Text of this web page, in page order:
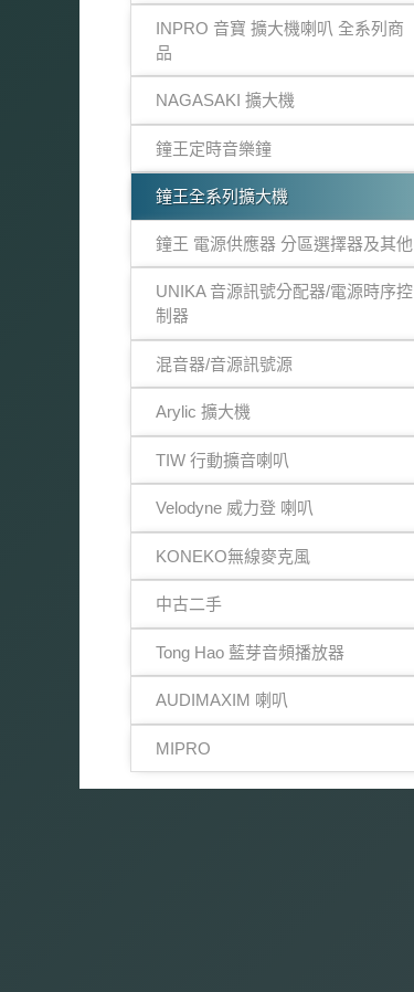
INPRO 音寶 擴大機喇叭 全系列商
品
NAGASAKI 擴大機
鐘王定時音樂鐘
鐘王全系列擴大機
鐘王 電源供應器 分區選擇器及其他
UNIKA 音源訊號分配器/電源時序控
制器
混音器/音源訊號源
Arylic 擴大機
TIW 行動擴音喇叭
Velodyne 威力登 喇叭
KONEKO無線麥克風
中古二手
Tong Hao 藍芽音頻播放器
AUDIMAXIM 喇叭
MIPRO